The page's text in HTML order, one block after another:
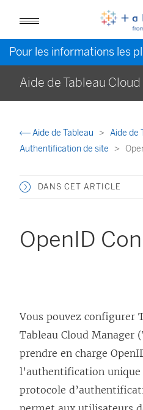
Aide de Tableau Cloud
Aide de Tableau Aide de
Authentification de site
DANS CET ARTICLE
OpenID
Vous pouvez configurer
Tableau Cloud Manager
prendre en charge
l’authentification unique
protocole